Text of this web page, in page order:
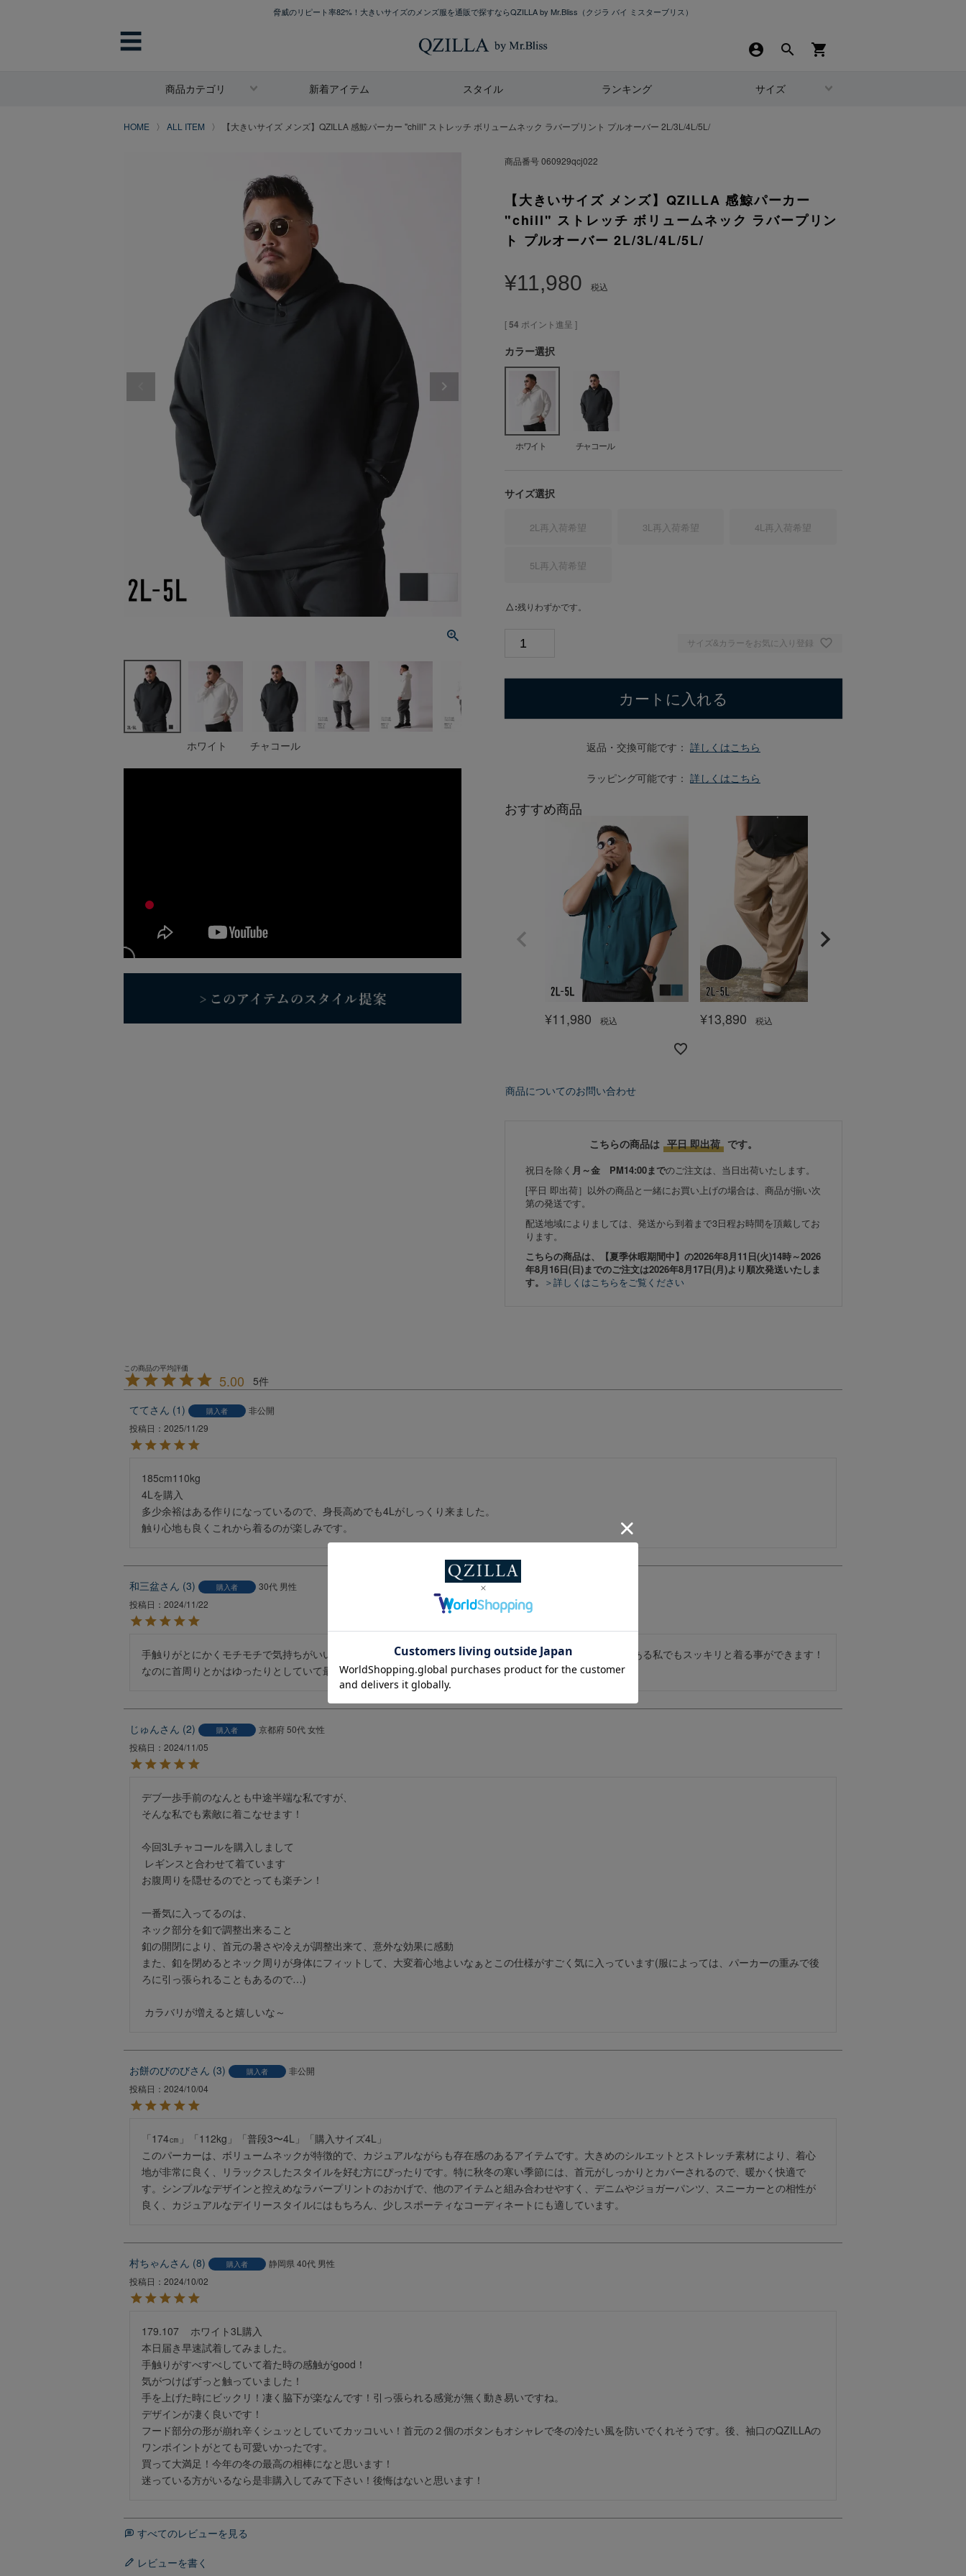
脅威のリピート率82%！大きいサイズのメンズ服を通販で探すならQZILLA by Mr.Bliss （クジラ バイ ミスターブリス）
☰ shopping_cart
search
account_circle
商品カテゴリ 新着アイテム スタイル ランキング サイズ
HOME ALL ITEM 【大きいサイズ メンズ】QZILLA 感鯨パーカー "chill" ストレッチ ボリュームネック ラバープリント プルオーバー 2L/3L/4L/5L/
ホワイト チャコール
商品番号060929qcj022
【大きいサイズ メンズ】QZILLA 感鯨パーカー
"chill" ストレッチ ボリュームネック ラバープリン
ト プルオーバー 2L/3L/4L/5L/
¥11,980 税込
[54 ポイント進呈 ]
カラー選択
ホワイト チャコール
サイズ選択
2L再入荷希望 3L再入荷希望 4L再入荷希望
5L再入荷希望
△ 残りわずかです。
サイズ&カラーをお気に入り登録
カートに入れる
返品・交換可能です： 詳しくはこちら
ラッピング可能です： 詳しくはこちら
おすすめ商品
¥11,980 税込 ¥13,890 税込
商品についてのお問い合わせ
こちらの商品は 平日 即出荷 です。
祝日を除く 月～金 PM14:00までのご注文は、当日出荷いたします。
[平日 即出荷］以外の商品と一緒にお買い上げの場合は、商品が揃い次
第の発送です。
配送地域によりましては、発送から到着まで3日程お時間を頂戴してお
ります。
こちらの商品は、【夏季休暇期間中】の2026年8月11日(火)14時～2026
年8月16日(日)までのご注文は2026年8月17日(月)より順次発送いたしま
す。 ＞詳しくはこちらをご覧ください
5.00
5
てて
1 購入者
非公開
投稿日
2025/11/29
185cm110kg
4Lを購入
多少余裕はある作りになっているので、身長高めでも4Lがしっくり来ました。
触り心地も良くこれから着るのが楽しみです。
和三盆 3 購入者 30代 男性
投稿日
2024/11/22
手触りがとにかくモチモチで気持ちがいいです！大きいサイズでありながら考え抜かれたシルエットは120kgある私でもスッキリと着る事ができます！
なのに首周りとかはゆったりとしていて最高です！
じゅん 2 購入者 京都府50代 女性
投稿日
2024/11/05
デブ一歩手前のなんとも中途半端な私ですが、
そんな私でも素敵に着こなせます！
今回3Lチャコールを購入しまして
お腹周りを隠せるのでとっても楽チン！
一番気に入ってるのは、
ネック部分を釦で調整出来ること
釦の開閉により、首元の暑さや冷えが調整出来て、意外な効果に感動
また、釦を閉めるとネック周りが身体にフィットして、大変着心地よいなぁとこの仕様がすごく気に入っています(服によっては、パーカーの重みで後
ろに引っ張られることもあるので…)
お餅のびのび 3 購入者
非公開
投稿日
2024/10/04
「174㎝」「112kg」「普段3〜4L」「購入サイズ4L」
このパーカーは、ボリュームネックが特徴的で、カジュアルながらも存在感のあるアイテムです。大きめのシルエットとストレッチ素材により、着心
地が非常に良く、リラックスしたスタイルを好む方にぴったりです。特に秋冬の寒い季節には、首元がしっかりとカバーされるので、暖かく快適で
す。シンプルなデザインと控えめなラバープリントのおかげで、他のアイテムと組み合わせやすく、デニムやジョガーパンツ、スニーカーとの相性が
良く、カジュアルなデイリースタイルにはもちろん、少しスポーティなコーディネートにも適しています。
村ちゃん 8 購入者 静岡県 40代 男性
投稿日
2024/10/02
179.107    ホワイト3L購入
本日届き早速試着してみました。
手触りがすべすべしていて着た時の感触がgood！
気がつけばずっと触っていました！
手を上げた時にビックリ！凄く脇下が楽なんです！引っ張られる感覚が無く動き易いですね。
デザインが凄く良いです！
フード部分の形が崩れ辛くシュッとしていてカッコいい！首元の２個のボタンもオシャレで冬の冷たい風を防いでくれそうです。後、袖口のQZILLAの
ワンポイントがとても可愛いかったです。
買って大満足！今年の冬の最高の相棒になと思います！
迷っている方がいるなら是非購入してみて下さい！後悔はないと思います！
すべてのレビューを見る
レビューを書く